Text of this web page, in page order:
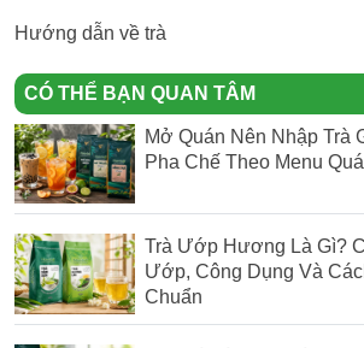
Hướng dẫn về trà
CÓ THỂ BẠN QUAN TÂM
Mở Quán Nên Nhập Trà
Pha Chế Theo Menu
Trà Ướp Hương Là Gì?
Ướp, Công Dụng Và
Chuẩn